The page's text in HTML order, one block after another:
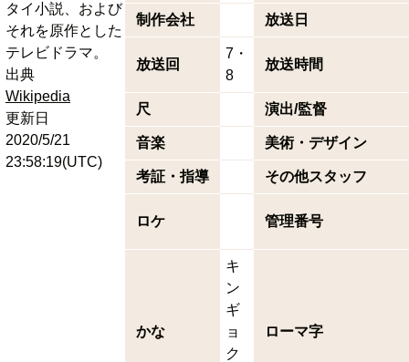
タイ小説、および
それを原作とした
テレビドラマ。
出典
Wikipedia
更新日
2020/5/21
23:58:19(UTC)
制作会社 放送日
放送回
7・
8
放送時間
尺 演出/監督
音楽 美術・デザイン
考証・指導 その他スタッフ
ロケ 管理番号
かな
キ
ン
ギ
ョ
ク
ローマ字